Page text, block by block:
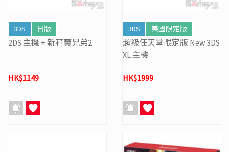
3DS 日版
2DS 主機 + 新孖寶兄弟2
HK$1149
3DS 美國限定版
超級任天堂限定版 New 3DS
XL 主機
HK$1999